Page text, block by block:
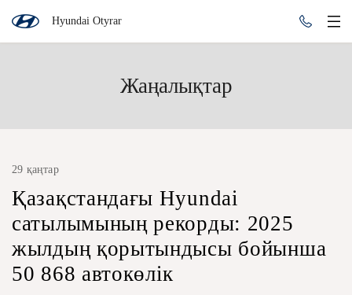
Hyundai Otyrar
Жаңалықтар
29 қаңтар
Қазақстандағы Hyundai
сатылымының рекорды: 2025
жылдың қорытындысы бойынша
50 868 автокөлік